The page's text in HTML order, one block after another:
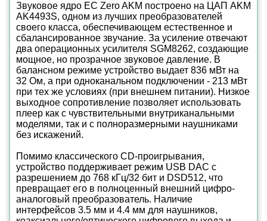
Звуковое ядро EC Zero AKM построено на ЦАП AKM
AK4493S, одном из лучших преобразователей
своего класса, обеспечивающем естественное и
сбалансированное звучание. За усиление отвечают
два операционных усилителя SGM8262, создающие
мощное, но прозрачное звуковое давление. В
балансном режиме устройство выдает 836 мВт на
32 Ом, а при одноканальном подключении - 213 мВт
при тех же условиях (при внешнем питании). Низкое
выходное сопротивление позволяет использовать
плеер как с чувствительными внутриканальными
моделями, так и с полноразмерными наушниками
без искажений.
Помимо классического CD-проигрывания,
устройство поддерживает режим USB DAC с
разрешением до 768 кГц/32 бит и DSD512, что
превращает его в полноценный внешний цифро-
аналоговый преобразователь. Наличие
интерфейсов 3.5 мм и 4.4 мм для наушников,